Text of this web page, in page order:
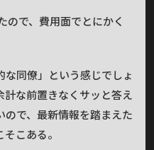
で、費用面でとにかく
同僚」という感じでしょ
計な前置きなくサッと答え
で、最新情報を踏まえた
こある。